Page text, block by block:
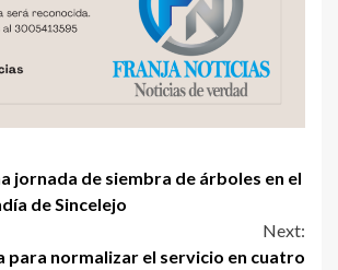
jornada de siembra de árboles en el
de Sincelejo
Next:
para normalizar el servicio en cuatro